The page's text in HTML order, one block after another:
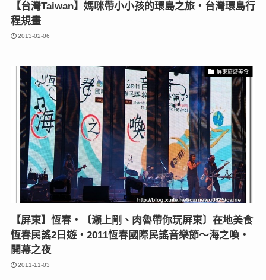
【台灣Taiwan】媽咪帶小小孩的環島之旅‧台灣環島行
程規畫
2013-02-06
屏東旅遊美食
【屏東】恆春‧〔瀨上剛、肉魯帶你玩屏東〕在地美食
恆春民謠2日遊‧2011恆春國際民謠音樂節～海之喚‧
開幕之夜
2011-11-03